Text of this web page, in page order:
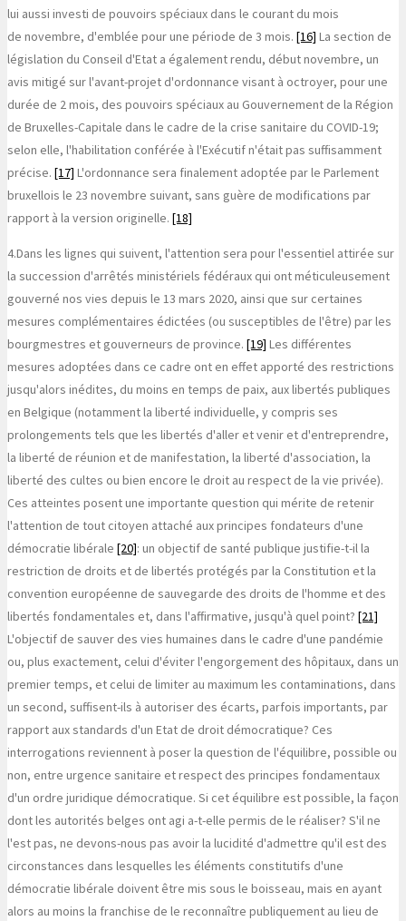
lui aussi investi de pouvoirs spéciaux dans le courant du mois
de novembre, d'emblée pour une période de 3 mois. [16] La section de
législation du Conseil d'Etat a également rendu, début novembre, un
avis mitigé sur l'avant-projet d'ordonnance visant à octroyer, pour une
durée de 2 mois, des pouvoirs spéciaux au Gouvernement de la Région
de Bruxelles-Capitale dans le cadre de la crise sanitaire du COVID-19;
selon elle, l'habilitation conférée à l'Exécutif n'était pas suffisamment
précise. [17] L'ordonnance sera finalement adoptée par le Parlement
bruxellois le 23 novembre suivant, sans guère de modifications par
rapport à la version originelle. [18]
4.Dans les lignes qui suivent, l'attention sera pour l'essentiel attirée sur
la succession d'arrêtés ministériels fédéraux qui ont méticuleusement
gouverné nos vies depuis le 13 mars 2020, ainsi que sur certaines
mesures complémentaires édictées (ou susceptibles de l'être) par les
bourgmestres et gouverneurs de province. [19] Les différentes
mesures adoptées dans ce cadre ont en effet apporté des restrictions
jusqu'alors inédites, du moins en temps de paix, aux libertés publiques
en Belgique (notamment la liberté individuelle, y compris ses
prolongements tels que les libertés d'aller et venir et d'entreprendre,
la liberté de réunion et de manifestation, la liberté d'association, la
liberté des cultes ou bien encore le droit au respect de la vie privée).
Ces atteintes posent une importante question qui mérite de retenir
l'attention de tout citoyen attaché aux principes fondateurs d'une
démocratie libérale [20]: un objectif de santé publique justifie-t-il la
restriction de droits et de libertés protégés par la Constitution et la
convention européenne de sauvegarde des droits de l'homme et des
libertés fondamentales et, dans l'affirmative, jusqu'à quel point? [21]
L'objectif de sauver des vies humaines dans le cadre d'une pandémie
ou, plus exactement, celui d'éviter l'engorgement des hôpitaux, dans un
premier temps, et celui de limiter au maximum les contaminations, dans
un second, suffisent-ils à autoriser des écarts, parfois importants, par
rapport aux standards d'un Etat de droit démocratique? Ces
interrogations reviennent à poser la question de l'équilibre, possible ou
non, entre urgence sanitaire et respect des principes fondamentaux
d'un ordre juridique démocratique. Si cet équilibre est possible, la façon
dont les autorités belges ont agi a-t-elle permis de le réaliser? S'il ne
l'est pas, ne devons-nous pas avoir la lucidité d'admettre qu'il est des
circonstances dans lesquelles les éléments constitutifs d'une
démocratie libérale doivent être mis sous le boisseau, mais en ayant
alors au moins la franchise de le reconnaître publiquement au lieu de